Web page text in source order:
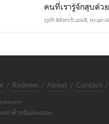
คนที่เรารู้จักสุบด้ว
13th March 2018, 10:40
/ Redeem / About / Contact /
มทำซ้ำหรือดัดแปลง